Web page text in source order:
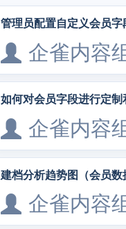
管理员配置自定义会员字
企雀内容
如何对会员字段进行定制
企雀内容
建档分析趋势图（会员数
企雀内容